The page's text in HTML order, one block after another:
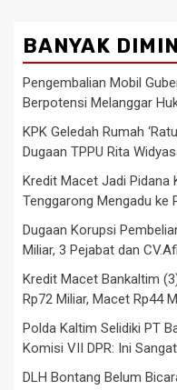
BANYAK
Pengembalian Mobil
Berpotensi Melanggar
KPK Geledah Rumah
Dugaan TPPU Rita
Kredit Macet Jadi Pidana
Tenggarong Mengadu ke
Dugaan Korupsi
Miliar, 3 Pejabat dan
Kredit Macet Bankaltim
Rp72 Miliar, Macet Rp44
Polda Kaltim Selidiki PT
Komisi VII DPR: Ini
DLH Bontang Belum